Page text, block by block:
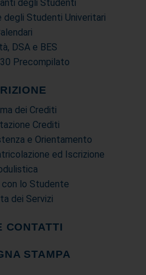
degli Studenti
degli Studenti Univeritari
DSA e BES
Precompilato
dei Crediti
Crediti
e Orientamento
ed Iscrizione
lo Studente
dei Servizi
CONTATTI
STAMPA